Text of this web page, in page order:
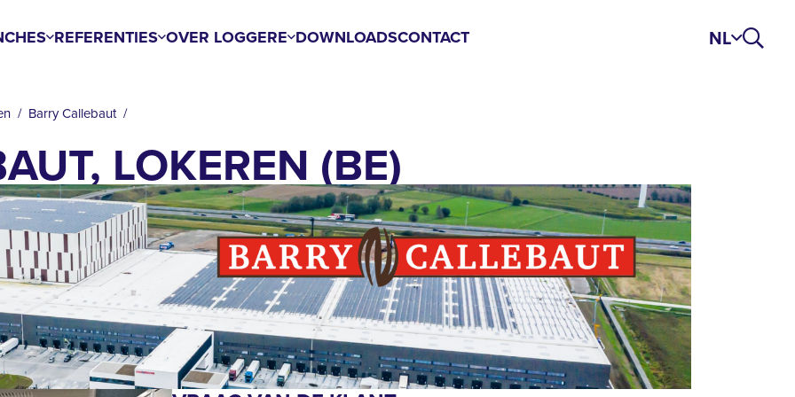
REFERENTIES OVER LOGGERE DOWNLOADSCONTACT NL
Barry Callebaut
LOKEREN (BE)